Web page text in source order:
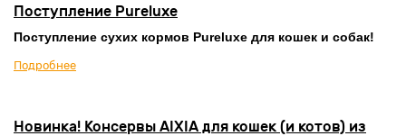
Поступление Pureluxe
Поступление сухих кормов Pureluxe для кошек и собак!
Подробнее
Новинка! Консервы AIXIA для кошек (и котов) из